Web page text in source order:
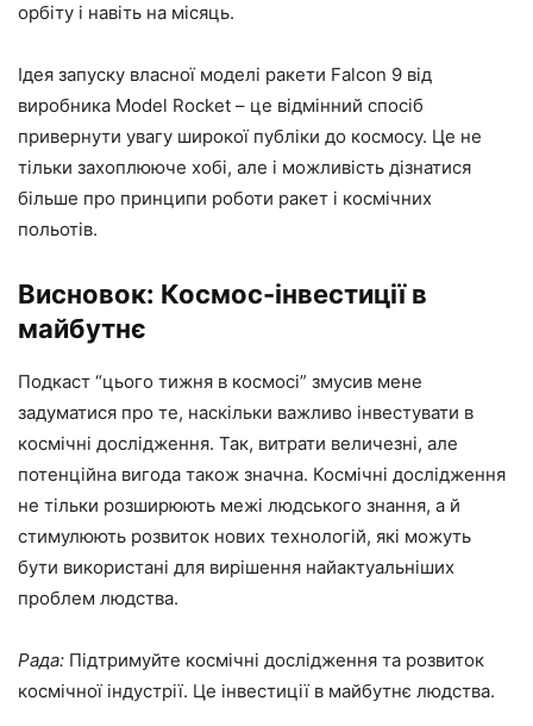
орбіту і навіть на місяць.
Ідея запуску власної моделі ракети Falcon 9 від
виробника Model Rocket – це відмінний спосіб
привернути увагу широкої публіки до космосу. Це не
тільки захоплююче хобі, але і можливість дізнатися
більше про принципи роботи ракет і космічних
польотів.
Висновок: Космос-інвестиції в
майбутнє
Подкаст “цього тижня в космосі” змусив мене
задуматися про те, наскільки важливо інвестувати в
космічні дослідження. Так, витрати величезні, але
потенційна вигода також значна. Космічні дослідження
не тільки розширюють межі людського знання, а й
стимулюють розвиток нових технологій, які можуть
бути використані для вирішення найактуальніших
проблем людства.
Рада: Підтримуйте космічні дослідження та розвиток
космічної індустрії. Це інвестиції в майбутнє людства.